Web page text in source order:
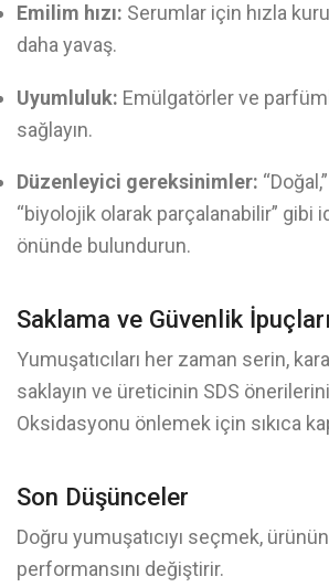
Emilim hızı: Serumlar için hızla
daha yavaş.
Uyumluluk: Emülgatörler ve
sağlayın.
Düzenleyici gereksinimler:
“biyolojik olarak parçalanabilir” gibi
önünde bulundurun.
Saklama ve Güvenlik İpuçları
Yumuşatıcıları her zaman serin,
saklayın ve üreticinin SDS
Oksidasyonu önlemek için sıkıca
Son Düşünceler
Doğru yumuşatıcıyı seçmek,
performansını değiştirir.